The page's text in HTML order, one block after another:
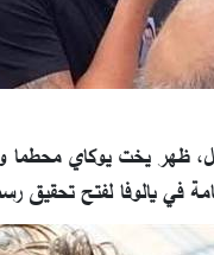
ظهر يخت يوكاي محطما
في يالوفا لفتح تحقيق